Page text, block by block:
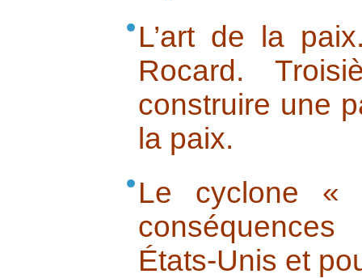
L’art de la
Rocard.
construire une
la paix.
Le cyclone «
États-Unis et